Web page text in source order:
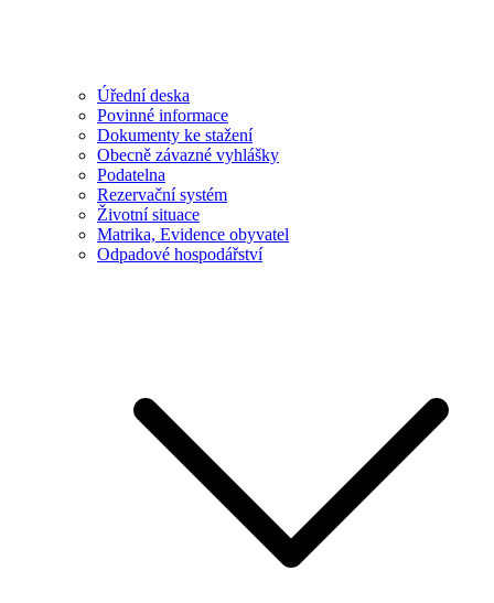
Úřední deska
Povinné informace
Dokumenty ke stažení
Obecně závazné vyhlášky
Podatelna
Rezervační systém
Životní situace
Matrika, Evidence obyvatel
Odpadové hospodářství